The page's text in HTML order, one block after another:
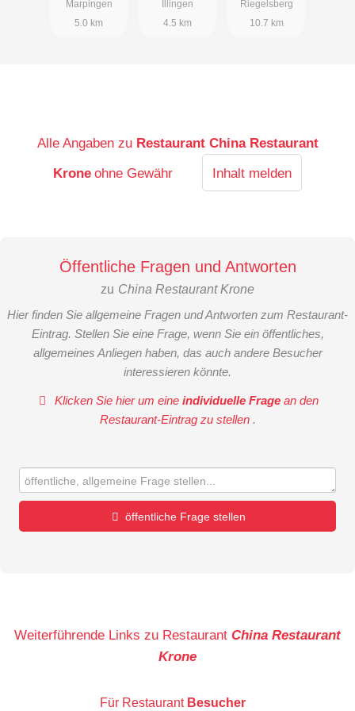
Marpingen
5.0 km
Illingen
4.5 km
Riegelsberg
10.7 km
Alle Angaben zu Restaurant China Restaurant
Krone ohne Gewähr Inhalt melden
Öffentliche Fragen und Antworten
zu China Restaurant Krone
Hier finden Sie allgemeine Fragen und Antworten zum Restaurant-
Eintrag. Stellen Sie eine Frage, wenn Sie ein öffentliches,
allgemeines Anliegen haben, das auch andere Besucher
interessieren könnte.
Klicken Sie hier um eineindividuelle Frage an den
Restaurant-Eintrag zu stellen .
öffentliche Frage stellen
Weiterführende Links zu Restaurant China Restaurant
Krone
Für Restaurant Besucher